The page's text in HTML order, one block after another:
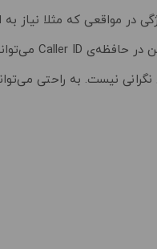
مواقعی که مثلا نیاز به
نیست. به راحتی